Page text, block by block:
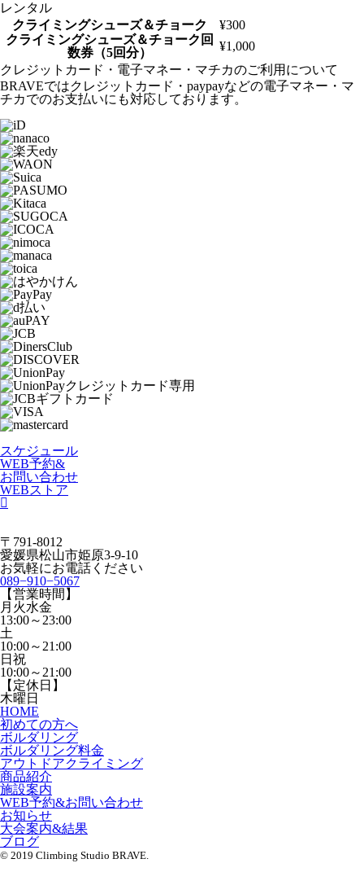
レンタル
クライミングシューズ＆チョーク
¥300
クライミングシューズ＆チョーク回
数券（5回分）
¥1,000
クレジットカード・電子マネー・マチカのご利用について
BRAVEではクレジットカード・paypayなどの電子マネー・マ
チカでのお支払いにも対応しております。
スケジュール
WEB予約&
お問い合わせ
WEBストア
〒791-8012
愛媛県松山市姫原3-9-10
お気軽にお電話ください
089−910−5067
【営業時間】
月火水金
13:00～23:00
土
10:00～21:00
日祝
10:00～21:00
【定休日】
木曜日
HOME
初めての方へ
ボルダリング
ボルダリング料金
アウトドアクライミング
商品紹介
施設案内
WEB予約&お問い合わせ
お知らせ
大会案内&結果
ブログ
© 2019 Climbing Studio BRAVE.